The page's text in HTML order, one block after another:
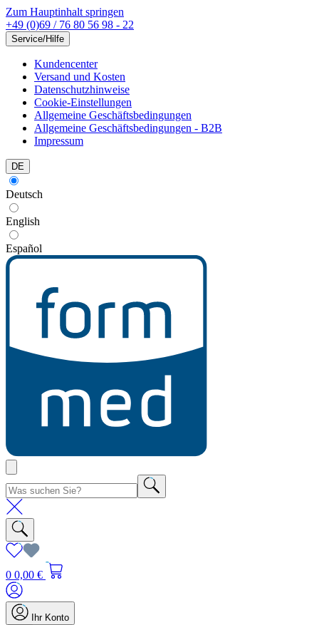
Zum Hauptinhalt springen
+49 (0)69 / 76 80 56 98 - 22
Service/Hilfe
Kundencenter
Versand und Kosten
Datenschutzhinweise
Cookie-Einstellungen
Allgemeine Geschäftsbedingungen
Allgemeine Geschäftsbedingungen - B2B
Impressum
DE
Deutsch
English
Español
0 0,00 €
Ihr Konto